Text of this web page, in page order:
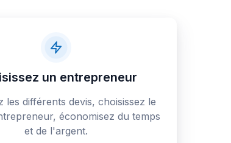
un entrepreneur
les différents devis, choisissez le
économisez du temps
et de l'argent.